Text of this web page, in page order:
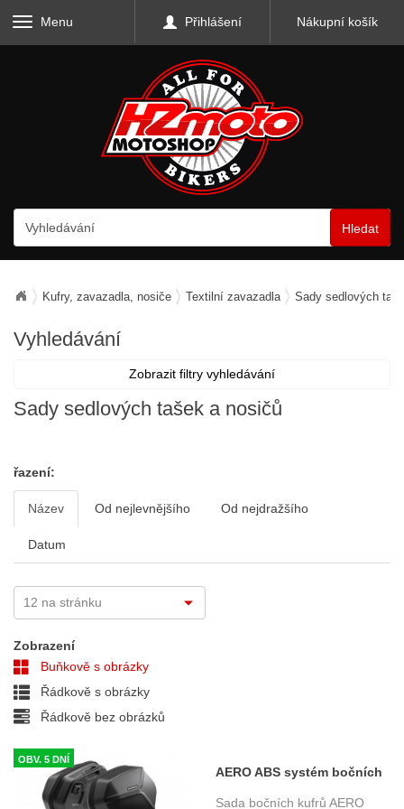
Menu Přihlášení Nákupní košík
Hledat
Kufry, zavazadla, nosiče Textilní zavazadla Sady sedlových
Vyhledávání
Zobrazit filtry vyhledávání
Sady sedlových tašek a nosičů
řazení:
Název Od nejlevnějšího Od nejdražšího
Datum
Zobrazení
Buňkově s obrázky
Řádkově s obrázky
Řádkově bez obrázků
OBV. 5 DNÍ
AERO ABS systém bočních
kufrů 2x25 l. Ducati DesertX
Sada bočních kufrů AERO